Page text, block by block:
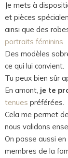
Je mets à
et pièces
ainsi que des
portraits féminins.
Des modèles
ce qui lui convient.
Tu peux bien sûr
En amont, je te
tenues préférées.
Cela me permet
nous validons
On passe aussi
membres de la